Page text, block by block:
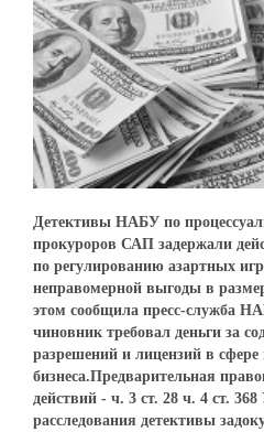
Детективы НАБУ по
прокуроров САП задержали
по регулированию азартных
неправомерной выгоды в
этом сообщила пресс-служба
чиновник требовал деньги за
разрешений и лицензий в сфере
бизнеса.Предварительная
действий - ч. 3 ст. 28 ч. 4 ст.
расследования детективы